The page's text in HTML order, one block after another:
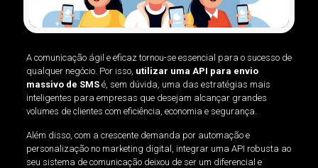
A comunicação ágil e eficaz tornou-se essencial para o sucesso de
qualquer negócio. Por isso, utilizar uma API para envio
massivo de SMSé, sem dúvida, uma das estratégias mais
inteligentes para empresas que desejam alcançar grandes
volumes de clientes com eficiência, economia e segurança.
Além disso, com a crescente demanda por automação e
personalização no marketing digital, integrar uma API robusta ao
seu sistema de comunicação deixou de ser um diferencial e